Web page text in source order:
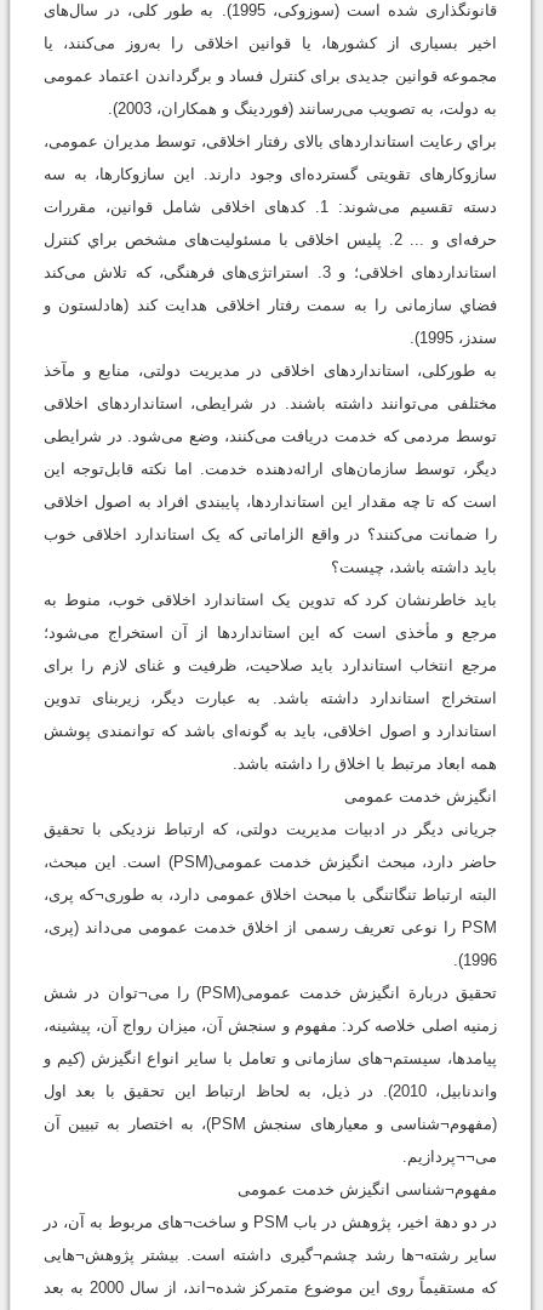
قانونگذاری شده است (سوزوکی، 1995). به طور کلی، در سال‌های
اخیر بسیاری از کشورها، یا قوانین اخلاقی را به‌روز می‌کنند، یا
مجموعه قوانین جدیدی برای کنترل فساد و برگرداندن اعتماد عمومی
به دولت، به تصویب می‌رسانند (فوردینگ و همکاران، 2003).
براي رعایت استانداردهای بالای رفتار اخلاقی، توسط مدیران عمومی،
سازوکارهای تقویتی گسترده‌ای وجود دارند. این سازوکارها، به سه
دسته تقسیم می‌شوند: 1. کدهای اخلاقی شامل قوانین، مقررات
حرفه‌ای و ... 2. پلیس اخلاقی با مسئولیت‌های مشخص براي کنترل
استانداردهای اخلاقی؛ و 3. استراتژی‌های فرهنگی، که تلاش می‌کند
فضاي سازمانی را به سمت رفتار اخلاقی هدایت کند (هادلستون و
سندز، 1995).
به طور‌کلی، استانداردهای اخلاقی در مدیریت دولتی، منابع و مآخذ
مختلفی می‌توانند داشته باشند. در شرایطی، استانداردهای اخلاقی
توسط مردمی که خدمت دریافت می‌کنند، وضع می‌شود. در شرایطی
دیگر، توسط سازمان‌های ارائه‌دهنده خدمت. اما نکته قابل‌توجه این
است که تا چه مقدار این استانداردها، پایبندی افراد به اصول اخلاقی
را ضمانت می‌کنند؟ در واقع الزاماتی که یک استاندارد اخلاقی خوب
باید داشته باشد، چیست؟
باید خاطرنشان کرد که تدوین یک استاندارد اخلاقی خوب، منوط به
مرجع و مأخذی است که این استانداردها از آن استخراج می‌شود؛
مرجع انتخاب استاندارد باید صلاحیت، ظرفیت و غنای لازم را برای
استخراج استاندارد داشته باشد. به عبارت دیگر، زیربنای تدوین
استاندارد و اصول اخلاقی، باید به گونه‌ای باشد که توانمندی پوشش
همه ابعاد مرتبط با اخلاق را داشته باشد.
انگیزش خدمت عمومی
جریانی دیگر در ادبیات مدیریت دولتی، که ارتباط نزدیکی با تحقیق
حاضر دارد، مبحث انگیزش خدمت عمومی(PSM) است. این مبحث،
البته ارتباط تنگاتنگی با مبحث اخلاق عمومی دارد، به طوری¬که پری،
PSM را نوعی تعریف رسمی از اخلاق خدمت عمومی می‌داند (پری،
1996).
تحقیق دربارة انگیزش خدمت عمومی(PSM) را می¬توان در شش
زمنیه اصلی خلاصه کرد: مفهوم و سنجش آن، میزان رواج آن، پیشینه،
پیامدها، سیستم¬های سازمانی و تعامل با سایر انواع انگیزش (کیم و
واندنابیل، 2010). در ذیل، به لحاظ ارتباط این تحقیق با بعد اول
(مفهوم¬شناسی و معیارهای سنجش PSM)، به اختصار به تبیین آن
می¬¬پردازیم.
مفهوم¬شناسی انگیزش خدمت عمومی
در دو دهة اخیر، پژوهش در باب PSM و ساخت¬های مربوط به آن، در
سایر رشته¬ها رشد چشم¬گیری داشته است. بیشتر پژوهش¬هایی
که مستقیماً روی این موضوع متمرکز شده¬اند، از سال 2000 به بعد